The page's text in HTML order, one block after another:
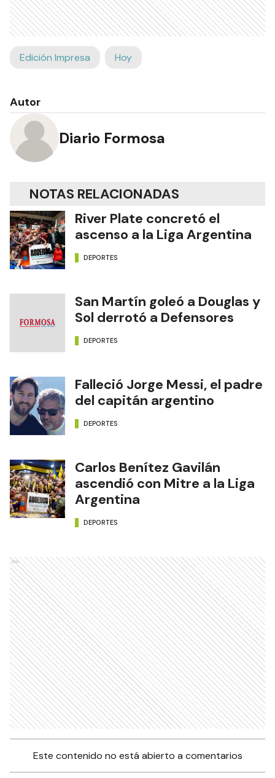
Edición Impresa Hoy
Autor
Diario Formosa
NOTAS RELACIONADAS
River Plate concretó el
ascenso a la Liga Argentina
DEPORTES
San Martín goleó a Douglas y
Sol derrotó a Defensores
DEPORTES
Falleció Jorge Messi, el padre
del capitán argentino
DEPORTES
Carlos Benítez Gavilán
ascendió con Mitre a la Liga
Argentina
DEPORTES
Ads
Este contenido no está abierto a comentarios